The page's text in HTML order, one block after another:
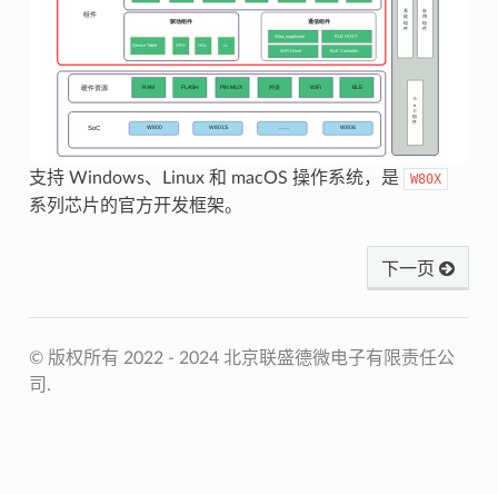
支持 Windows、Linux 和 macOS 操作系统，是 W80X
系列芯片的官方开发框架。
下一页
© 版权所有 2022 - 2024 北京联盛德微电子有限责任公
司.